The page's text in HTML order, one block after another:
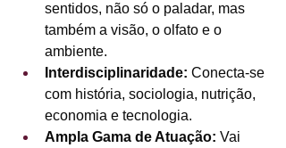
sentidos, não só o paladar, mas
também a visão, o olfato e o
ambiente.
Interdisciplinaridade: Conecta-se
com história, sociologia, nutrição,
economia e tecnologia.
Ampla Gama de Atuação: Vai